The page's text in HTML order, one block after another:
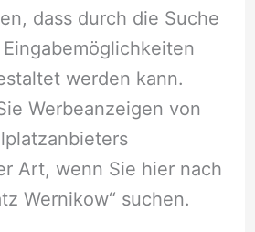
dass durch die Suche
werden kann.
Werbeanzeigen von
Art, wenn Sie hier nach
Wernikow“ suchen.